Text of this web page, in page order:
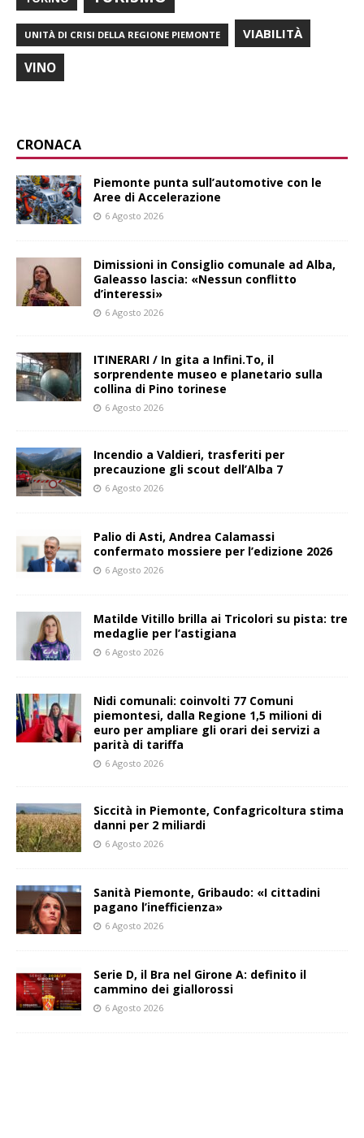
UNITÀ DI CRISI DELLA REGIONE PIEMONTE VIABILITÀ
VINO
CRONACA
Piemonte punta sull’automotive con le
Aree di Accelerazione
6 Agosto 2026
Dimissioni in Consiglio comunale ad Alba,
Galeasso lascia: «Nessun conflitto
d’interessi»
6 Agosto 2026
ITINERARI / In gita a Infini.To, il
sorprendente museo e planetario sulla
collina di Pino torinese
6 Agosto 2026
Incendio a Valdieri, trasferiti per
precauzione gli scout dell’Alba 7
6 Agosto 2026
Palio di Asti, Andrea Calamassi
confermato mossiere per l’edizione 2026
6 Agosto 2026
Matilde Vitillo brilla ai Tricolori su pista: tre
medaglie per l’astigiana
6 Agosto 2026
Nidi comunali: coinvolti 77 Comuni
piemontesi, dalla Regione 1,5 milioni di
euro per ampliare gli orari dei servizi a
parità di tariffa
6 Agosto 2026
Siccità in Piemonte, Confagricoltura stima
danni per 2 miliardi
6 Agosto 2026
Sanità Piemonte, Gribaudo: «I cittadini
pagano l’inefficienza»
6 Agosto 2026
Serie D, il Bra nel Girone A: definito il
cammino dei giallorossi
6 Agosto 2026